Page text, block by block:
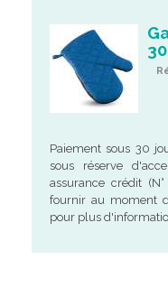
Paiement sous 30
sous réserve
assurance crédit
fournir au moment
pour plus